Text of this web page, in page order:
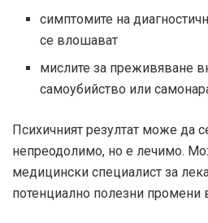
симптомите на
се влошават
мислите за преживяване
самоубийство или
Психичният резултат може да
непреодолимо, но е лечимо.
медицински специалист за
потенциално полезни промени